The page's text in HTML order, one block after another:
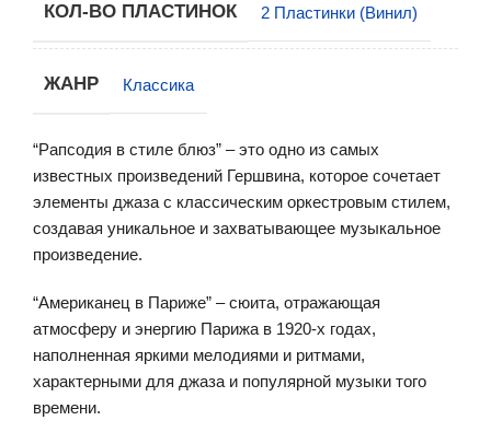
КОЛ-ВО ПЛАСТИНОК 2 Пластинки (Винил)
ЖАНР Классика
“Рапсодия в стиле блюз” – это одно из самых
известных произведений Гершвина, которое сочетает
элементы джаза с классическим оркестровым стилем,
создавая уникальное и захватывающее музыкальное
произведение.
“Американец в Париже” – сюита, отражающая
атмосферу и энергию Парижа в 1920-х годах,
наполненная яркими мелодиями и ритмами,
характерными для джаза и популярной музыки того
времени.